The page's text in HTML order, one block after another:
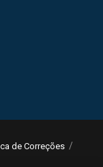
de Correções